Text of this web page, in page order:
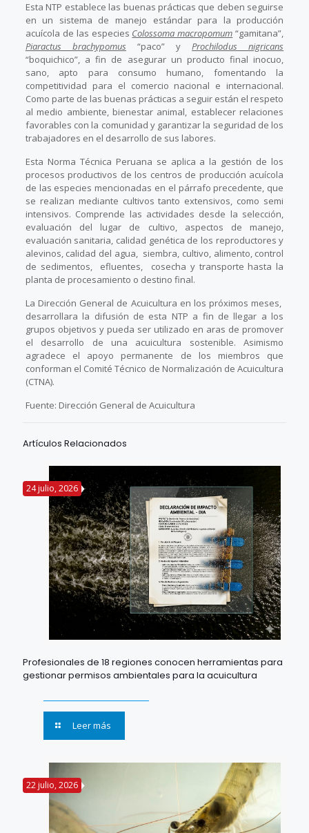
Esta NTP establece las buenas prácticas que deben seguirse
en un sistema de manejo estándar para la producción
acuícola de las especies Colossoma macropomum “gamitana”,
Piaractus brachypomus “paco” yProchilodus nigricans
“boquichico”, a fin de asegurar un producto final inocuo,
sano, apto para consumo humano, fomentando la
competitividad para el comercio nacional e internacional.
Como parte de las buenas prácticas a seguir están el respeto
al medio ambiente, bienestar animal, establecer relaciones
favorables con la comunidad y garantizar la seguridad de los
trabajadores en el desarrollo de sus labores.
Esta Norma Técnica Peruana se aplica a la gestión de los
procesos productivos de los centros de producción acuícola
de las especies mencionadas en el párrafo precedente, que
se realizan mediante cultivos tanto extensivos, como semi
intensivos. Comprende las actividades desde la selección,
evaluación del lugar de cultivo, aspectos de manejo,
evaluación sanitaria, calidad genética de los reproductores y
alevinos, calidad del agua, siembra, cultivo, alimento, control
de sedimentos, efluentes, cosecha y transporte hasta la
planta de procesamiento o destino final.
La Dirección General de Acuicultura en los próximos meses,
desarrollara la difusión de esta NTP a fin de llegar a los
grupos objetivos y pueda ser utilizado en aras de promover
el desarrollo de una acuicultura sostenible. Asimismo
agradece el apoyo permanente de los miembros que
conforman el Comité Técnico de Normalización de Acuicultura
(CTNA).
Fuente: Dirección General de Acuicultura
Artículos Relacionados
24 julio, 2026
Profesionales de 18 regiones conocen herramientas para
gestionar permisos ambientales para la acuicultura
Leer más
22 julio, 2026